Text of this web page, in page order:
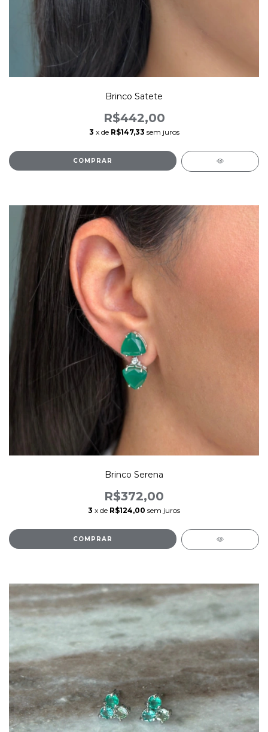
Brinco Satete
R$442,00
3 x de R$147,33 sem juros
COMPRAR
Brinco Serena
R$372,00
3 x de R$124,00 sem juros
COMPRAR